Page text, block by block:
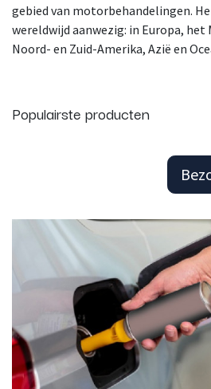
gebied van motorbehandelingen.
wereldwijd aanwezig: in Europa, het
Noord- en Zuid-Amerika, Azië en
Populairste producten